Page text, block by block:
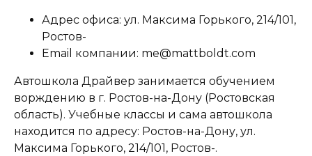
Адрес офиса: ул. Максима Горького, 214/101,
Ростов-
Email компании: me@mattboldt.com
Автошкола Драйвер занимается обучением
ворждению в г. Ростов-на-Дону (Ростовская
область). Учебные классы и сама автошкола
находится по адресу: Ростов-на-Дону, ул.
Максима Горького, 214/101, Ростов-.